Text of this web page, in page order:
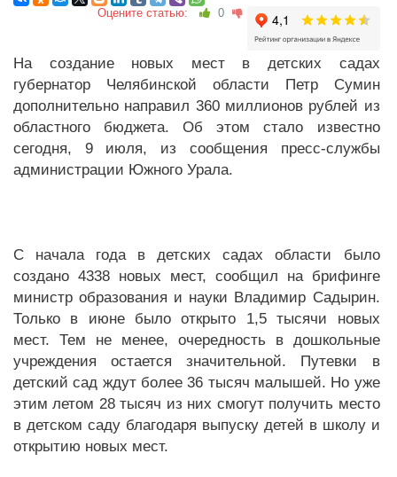
Оцените статью: 0
На создание новых мест в детских садах
губернатор Челябинской области Петр Сумин
дополнительно направил 360 миллионов рублей из
областного бюджета. Об этом стало известно
сегодня, 9 июля, из сообщения пресс-службы
администрации Южного Урала.
С начала года в детских садах области было
создано 4338 новых мест, сообщил на брифинге
министр образования и науки Владимир Садырин.
Только в июне было открыто 1,5 тысячи новых
мест. Тем не менее, очередность в дошкольные
учреждения остается значительной. Путевки в
детский сад ждут более 36 тысяч малышей. Но уже
этим летом 28 тысяч из них смогут получить место
в детском саду благодаря выпуску детей в школу и
открытию новых мест.